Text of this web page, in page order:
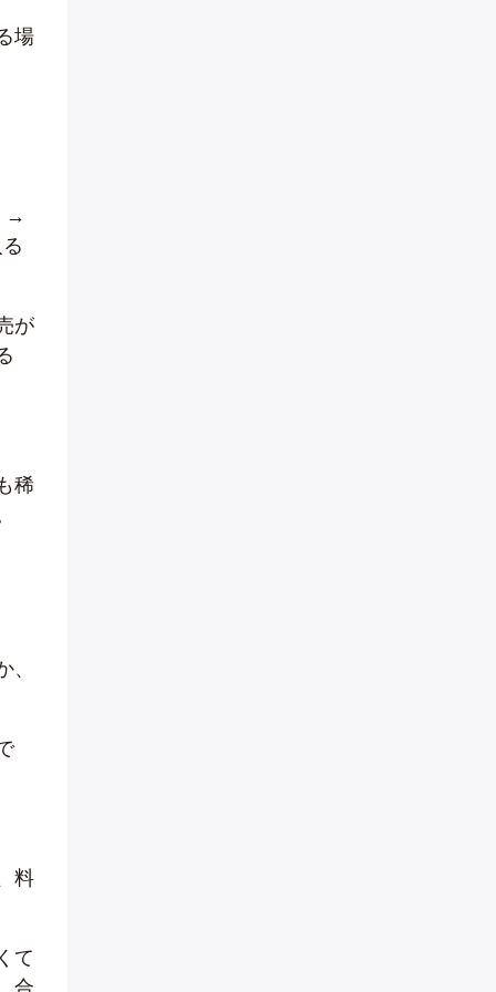
場
→
が
稀
料
て
合